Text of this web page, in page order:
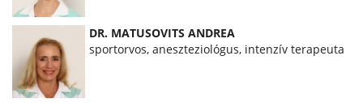
DR. MATUSOVITS ANDREA
sportorvos, aneszteziológus, intenzív terapeuta